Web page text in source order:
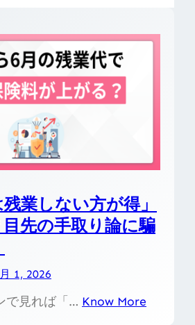
残業しない方が得」
先の手取り論に騙
1, 2026
で見れば「… Know More